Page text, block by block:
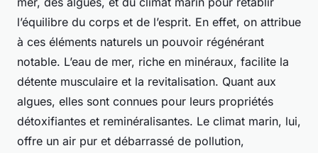
l’équilibre du corps et de l’esprit. En effet, on attribue
à ces éléments naturels un pouvoir régénérant
notable. L’eau de mer, riche en minéraux, facilite la
détente musculaire et la revitalisation. Quant aux
algues, elles sont connues pour leurs propriétés
détoxifiantes et reminéralisantes. Le climat marin, lui,
offre un air pur et débarrassé de pollution,